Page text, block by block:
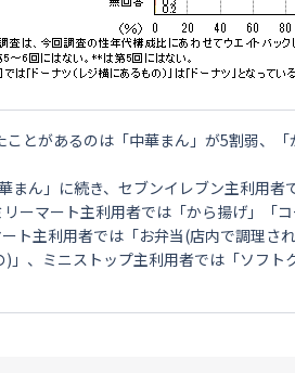
とがあるのは「中華まん」が5割弱、
まん」に続き、セブンイレブン主利用
ーマート主利用者では「から揚げ」「
ト主利用者では「お弁当(店内で調理さ
、ミニストップ主利用者では「ソフト